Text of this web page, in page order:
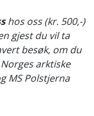
hos oss (kr. 500,-)
gjest du vil ta
besøk, om du
arktiske
MS Polstjerna